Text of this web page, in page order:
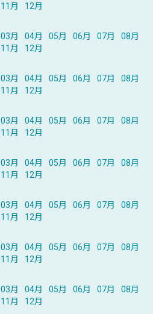
11月
12月
03月 04月 05月 06月 07月
08月
11月
12月
03月 04月 05月 06月 07月
08月
11月
12月
03月 04月 05月 06月 07月
08月
11月
12月
03月 04月 05月 06月 07月
08月
11月
12月
03月 04月 05月 06月 07月
08月
11月
12月
03月 04月 05月 06月 07月
08月
11月
12月
03月 04月 05月 06月 07月
08月
11月
12月